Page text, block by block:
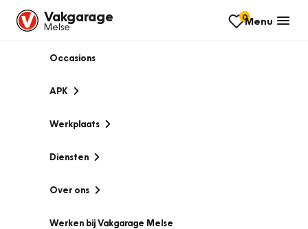
Vakgarage
Melse
0Menu
Occasions
APK
Werkplaats
Diensten
Over ons
Werken bij Vakgarage Melse